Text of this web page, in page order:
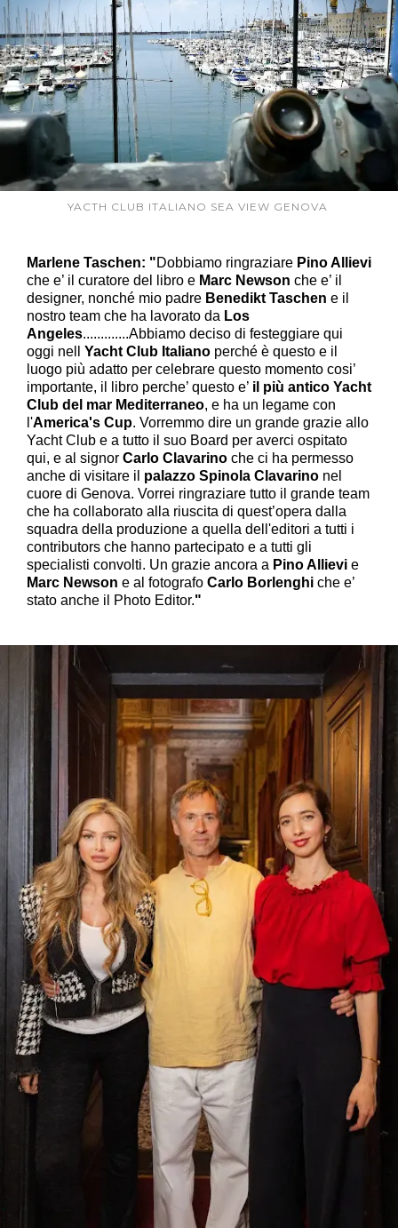
YACTH CLUB ITALIANO SEA VIEW GENOVA
Marlene Taschen: "Dobbiamo ringraziare Pino Allievi
che e’ il curatore del libro e Marc Newson che e’ il
designer, nonché mio padre Benedikt Taschen e il
nostro team che ha lavorato da Los
Angeles.............Abbiamo deciso di festeggiare qui
oggi nell Yacht Club Italiano perché è questo e il
luogo più adatto per celebrare questo momento cosi’
importante, il libro perche’ questo e’ il più antico Yacht
Club del mar Mediterraneo, e ha un legame con
l'America's Cup. Vorremmo dire un grande grazie allo
Yacht Club e a tutto il suo Board per averci ospitato
qui, e al signor Carlo Clavarino che ci ha permesso
anche di visitare il palazzo Spinola Clavarino nel
cuore di Genova. Vorrei ringraziare tutto il grande team
che ha collaborato alla riuscita di quest’opera dalla
squadra della produzione a quella dell'editori a tutti i
contributors che hanno partecipato e a tutti gli
specialisti convolti. Un grazie ancora a Pino Allievi e
Marc Newson e al fotografo Carlo Borlenghi che e’
stato anche il Photo Editor."